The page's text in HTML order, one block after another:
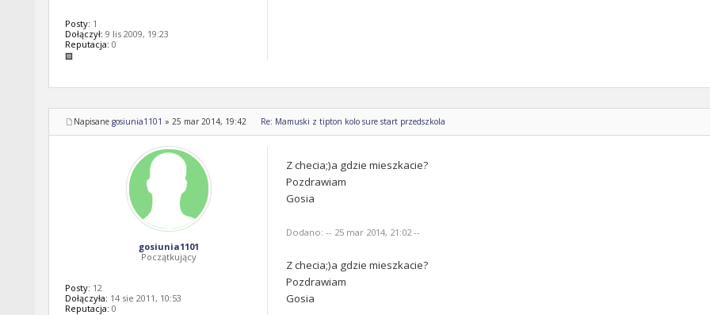
Posty: 1
Dołączył: 9 lis 2009, 19:23
Reputacja: 0
Napisane gosiunia1101 » 25 mar 2014, 19:42 Re: Mamuski z tipton kolo sure start przedszkola
Z checia;)a gdzie mieszkacie?
Pozdrawiam
Gosia
Dodano: -- 25 mar 2014, 21:02 --
Z checia;)a gdzie mieszkacie?
Pozdrawiam
Gosia
gosiunia1101
Początkujący
Posty: 12
Dołączyła: 14 sie 2011, 10:53
Reputacja: 0